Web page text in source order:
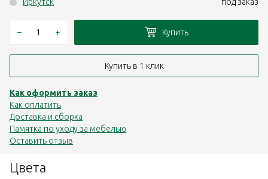
Цвета
– + Купить
Купить в 1 клик
Как оформить заказ
Как оплатить
Доставка и сборка
Памятка по уходу за мебелью
Оставить отзыв